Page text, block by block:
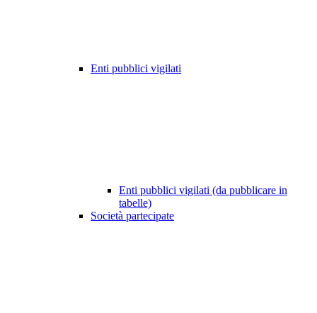
Enti pubblici vigilati
Enti pubblici vigilati (da pubblicare in
tabelle)
Società partecipate